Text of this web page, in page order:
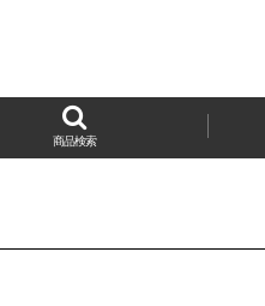
商品検索